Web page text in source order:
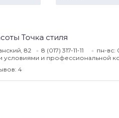
Точка стиля
82 8 (017) 317-11-11 пн-вс:
условиями и профессиональной
4